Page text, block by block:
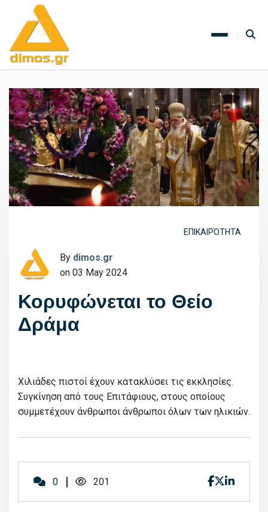
ΕΠΙΚΑΙΡΌΤΗΤΑ
By dimos.gr
on 03 May 2024
Κορυφώνεται το Θείο
Δράμα
Χιλιάδες πιστοί έχουν κατακλύσει τις εκκλησίες.
Συγκίνηση από τους Επιτάφιους, στους οποίους
συμμετέχουν άνθρωποι άνθρωποι όλων των ηλικιών.
0 201